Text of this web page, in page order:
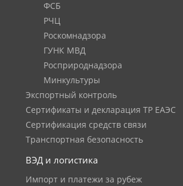
ФСБ
РЧЦ
Роскомнадзора
ГУНК МВД
Росприроднадзора
Минкультуры
Экспортный контроль
Сертификаты и декларация ТР ЕАЭС
Сертификация средств связи
Транспортная безопасность
ВЭД и логистика
Импорт и платежи за рубеж